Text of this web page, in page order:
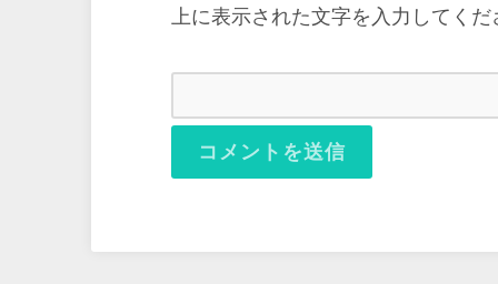
上に表示された文字を入力してくだ